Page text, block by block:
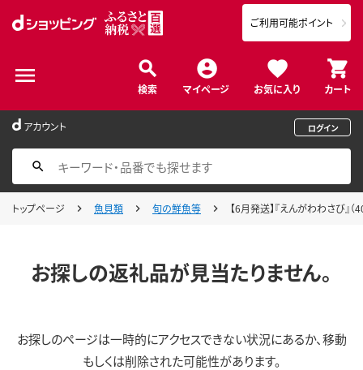
検索 マイページ お気に入り カート
ご利用可能ポイント
アカウント ログイン
トップページ 魚貝類 旬の鮮魚等 【6月発送】『えんがわわさび
お探しの返礼品が見当たりません。
お探しのページは一時的にアクセスできない状況にあるか、移動
もしくは削除された可能性があります。